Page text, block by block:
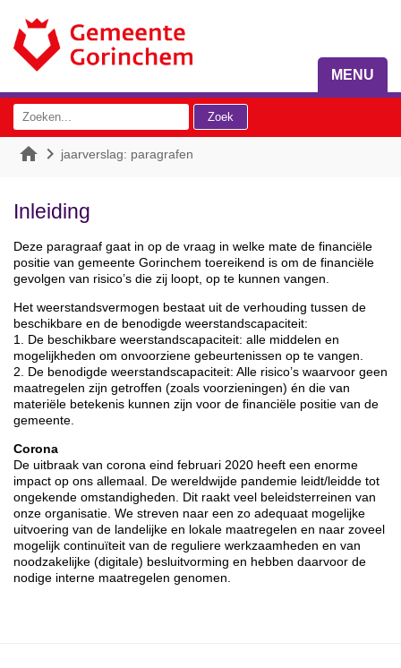
MENU
  jaarverslag: paragrafen
Inleiding
Deze paragraaf gaat in op de vraag in welke mate de financiële
positie van gemeente Gorinchem toereikend is om de financiële
gevolgen van risico’s die zij loopt, op te kunnen vangen.
Het weerstandsvermogen bestaat uit de verhouding tussen de
beschikbare en de benodigde weerstandscapaciteit:
1. De beschikbare weerstandscapaciteit: alle middelen en
mogelijkheden om onvoorziene gebeurtenissen op te vangen.
2. De benodigde weerstandscapaciteit: Alle risico’s waarvoor geen
maatregelen zijn getroffen (zoals voorzieningen) én die van
materiële betekenis kunnen zijn voor de financiële positie van de
gemeente.
Corona
De uitbraak van corona eind februari 2020 heeft een enorme
impact op ons allemaal. De wereldwijde pandemie leidt/leidde tot
ongekende omstandigheden. Dit raakt veel beleidsterreinen van
onze organisatie. We streven naar een zo adequaat mogelijke
uitvoering van de landelijke en lokale maatregelen en naar zoveel
mogelijk continuïteit van de reguliere werkzaamheden en van
noodzakelijke (digitale) besluitvorming en hebben daarvoor de
nodige interne maatregelen genomen.